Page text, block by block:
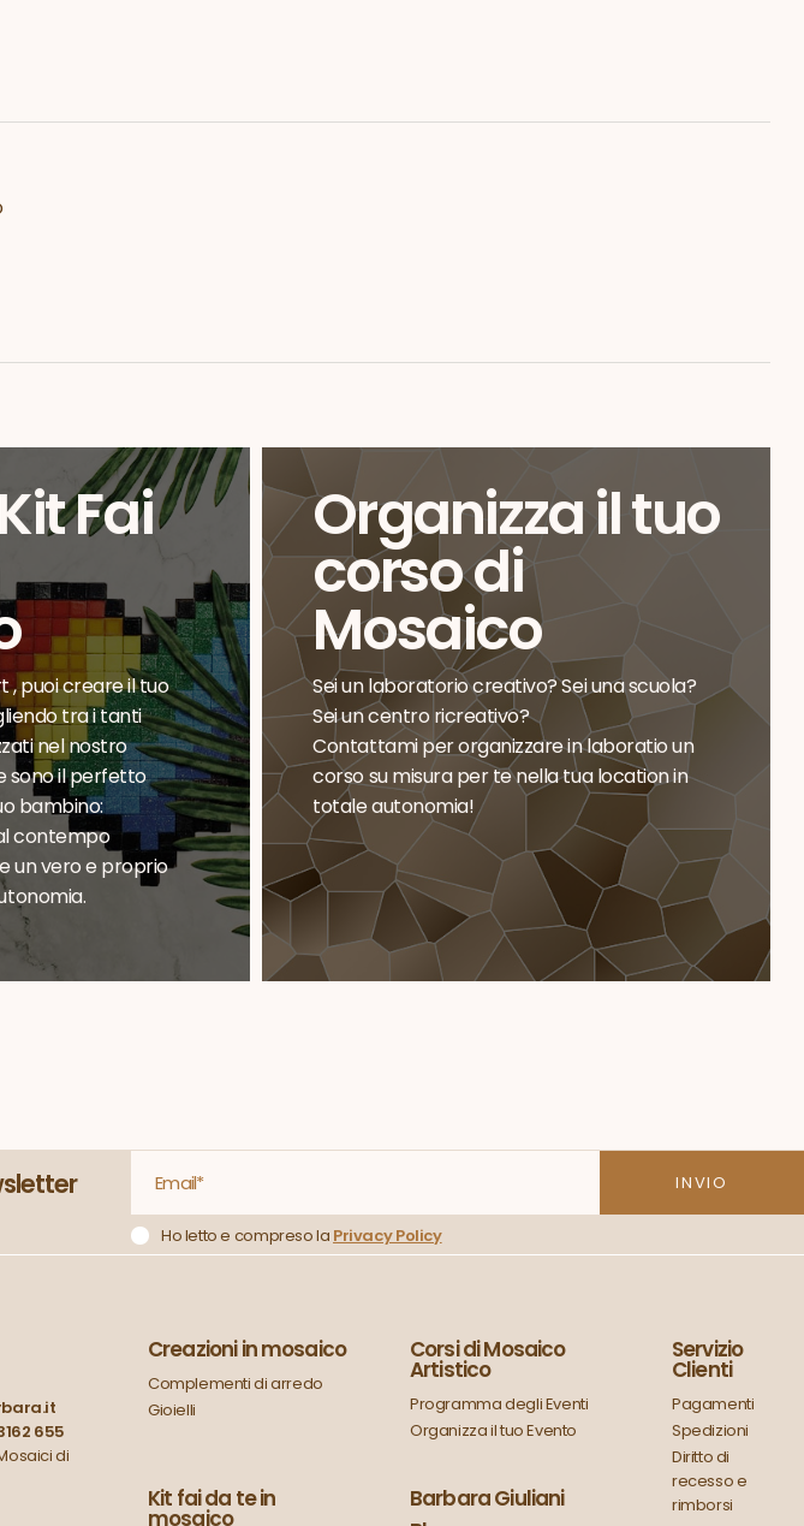
Fai
, puoi creare il tuo
tra i tanti
nel nostro
sono il perfetto
bambino:
contempo
un vero e proprio
Organizza il tuo
corso di
Mosaico
Sei un laboratorio creativo? Sei una scuola?
Sei un centro ricreativo?
Contattami per organizzare in laboratio un
corso su misura per te nella tua location in
totale autonomia!
Ho letto e compreso la Privacy Policy
655
di
Creazioni in mosaico
Complementi di arredo
Gioielli
Corsi di Mosaico
Artistico
Programma degli Eventi
Organizza il tuo Evento
Servizio
Clienti
Pagamenti
Spedizioni
Diritto di
recesso e
rimborsi
Kit fai da te in
mosaico
Barbara Giuliani